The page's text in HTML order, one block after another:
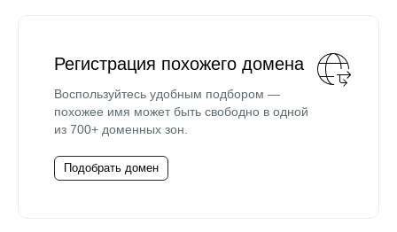
Регистрация похожего домена
Воспользуйтесь удобным подбором —
похожее имя может быть свободно в одной
из 700+ доменных зон.
Подобрать домен